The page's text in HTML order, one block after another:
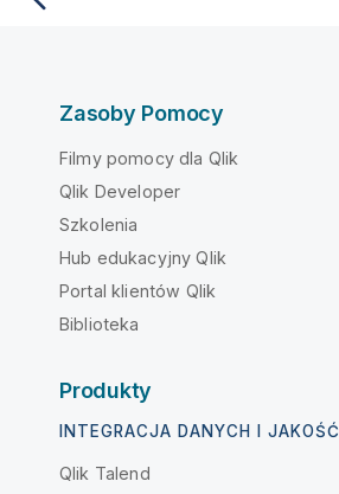
Zasoby Pomocy
Filmy pomocy dla Qlik
Qlik Developer
Szkolenia
Hub edukacyjny Qlik
Portal klientów Qlik
Biblioteka
Produkty
INTEGRACJA DANYCH I JAKOŚĆ
Qlik Talend